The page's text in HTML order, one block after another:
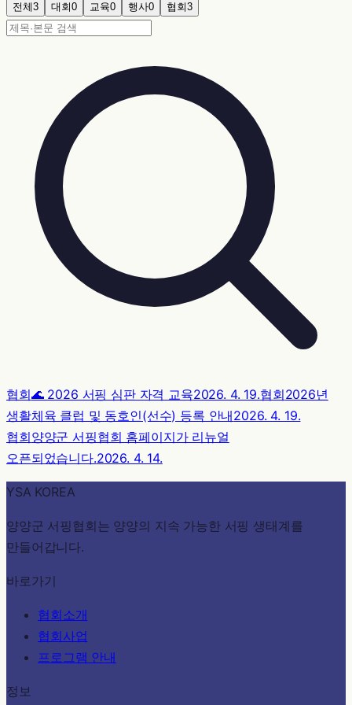
전체3 대회0 교육0 행사0 협회3
협회🌊 2026 서핑 심판 자격 교육2026. 4. 19.협회2026년
생활체육 클럽 및 동호인(선수) 등록 안내2026. 4. 19.
협회양양군 서핑협회 홈페이지가 리뉴얼
오픈되었습니다.2026. 4. 14.
YSA KOREA
양양군 서핑협회는 양양의 지속 가능한 서핑 생태계를
만들어갑니다.
바로가기
협회소개
협회사업
프로그램 안내
정보